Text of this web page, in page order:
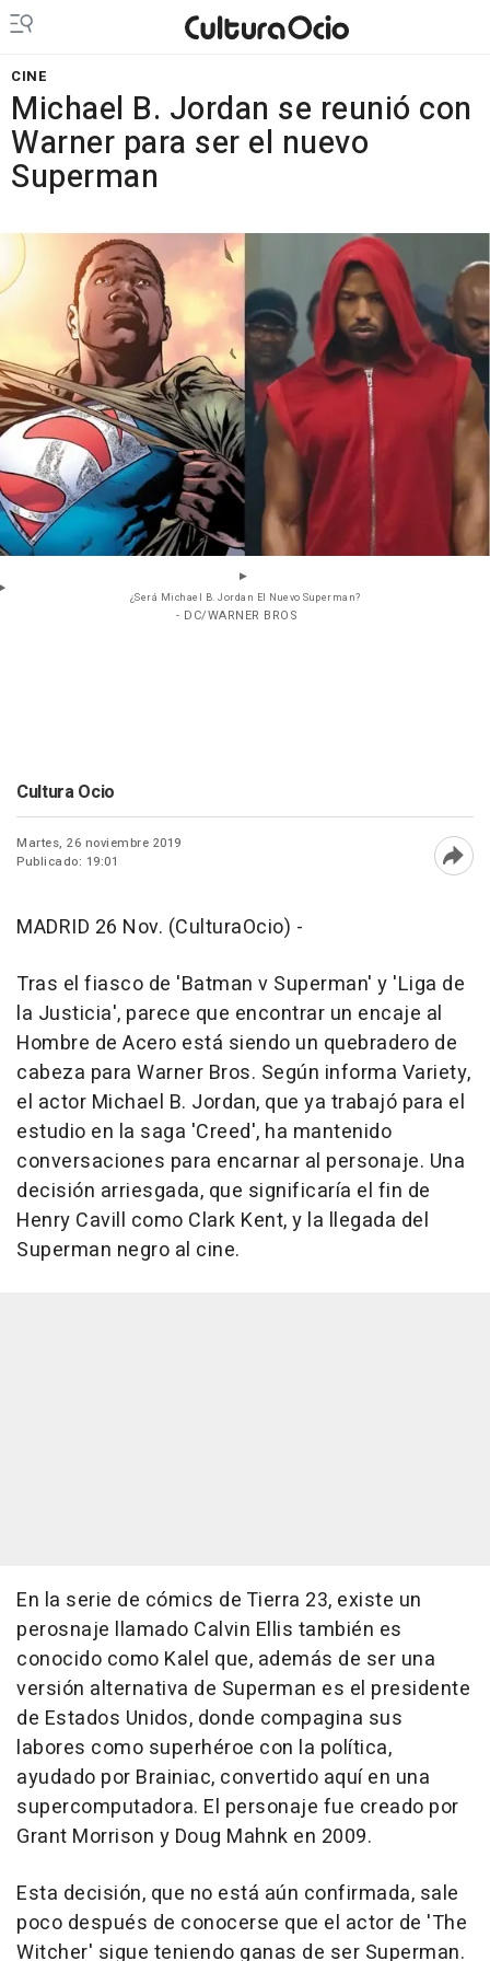
CINE
Michael B. Jordan se reunió con
Warner para ser el nuevo
Superman
¿Será Michael B. Jordan El Nuevo Superman?
- DC/WARNER BROS
Cultura Ocio
Martes, 26 noviembre 2019
Publicado: 19:01
MADRID 26 Nov. (CulturaOcio) -
Tras el fiasco de 'Batman v Superman' y 'Liga de
la Justicia', parece que encontrar un encaje al
Hombre de Acero está siendo un quebradero de
cabeza para Warner Bros. Según informa Variety,
el actor Michael B. Jordan, que ya trabajó para el
estudio en la saga 'Creed', ha mantenido
conversaciones para encarnar al personaje. Una
decisión arriesgada, que significaría el fin de
Henry Cavill como Clark Kent, y la llegada del
Superman negro al cine.
En la serie de cómics de Tierra 23, existe un
perosnaje llamado Calvin Ellis también es
conocido como Kalel que, además de ser una
versión alternativa de Superman es el presidente
de Estados Unidos, donde compagina sus
labores como superhéroe con la política,
ayudado por Brainiac, convertido aquí en una
supercomputadora. El personaje fue creado por
Grant Morrison y Doug Mahnk en 2009.
Esta decisión, que no está aún confirmada, sale
poco después de conocerse que el actor de 'The
Witcher' sigue teniendo ganas de ser Superman.